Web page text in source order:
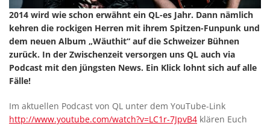
2014 wird wie schon erwähnt ein QL-es Jahr. Dann nämlich
kehren die rockigen Herren mit ihrem Spitzen-Funpunk und
dem neuen Album „Wäuthit“ auf die Schweizer Bühnen
zurück. In der Zwischenzeit versorgen uns QL auch via
Podcast mit den jüngsten News. Ein Klick lohnt sich auf alle
Fälle!
Im aktuellen Podcast von QL unter dem YouTube-Link
http://www.youtube.com/watch?v=LC1r-7JpvB4 klären Euch